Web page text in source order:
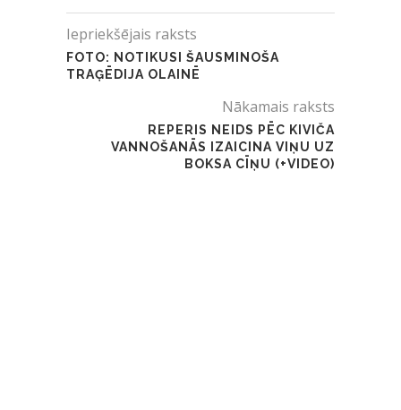
Iepriekšējais raksts
FOTO: NOTIKUSI ŠAUSMINOŠA
TRAĢĒDIJA OLAINĒ
Nākamais raksts
REPERIS NEIDS PĒC KIVIČA
VANNOŠANĀS IZAICINA VIŅU UZ
BOKSA CĪŅU (+VIDEO)